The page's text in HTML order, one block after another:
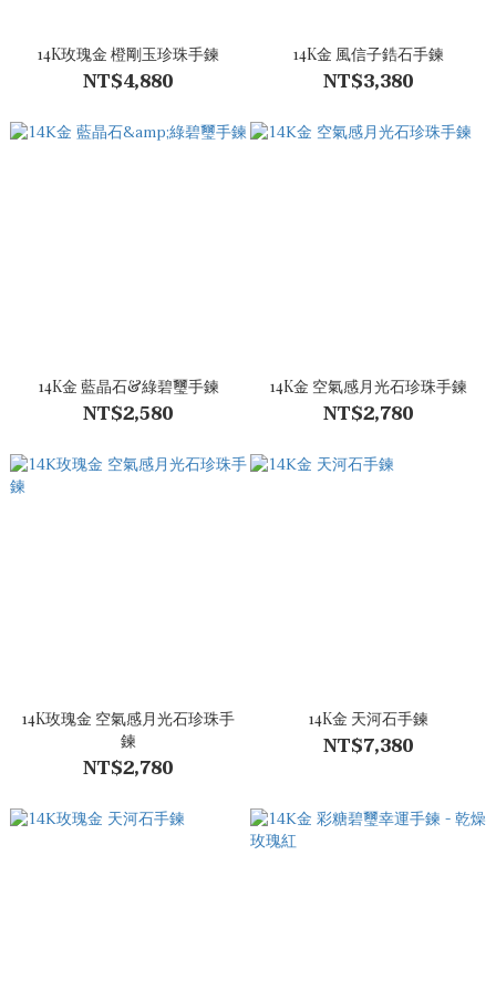
14K玫瑰金 橙剛玉珍珠手鍊
NT$4,880
14K金 風信子鋯石手鍊
NT$3,380
14K金 藍晶石&綠碧璽手鍊
NT$2,580
14K金 空氣感月光石珍珠手鍊
NT$2,780
14K玫瑰金 空氣感月光石珍珠手
鍊
NT$2,780
14K金 天河石手鍊
NT$7,380